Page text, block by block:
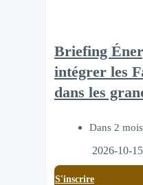
Briefing
intégrer les
dans les
Dans 2 mois
2026-10-
S'inscrire